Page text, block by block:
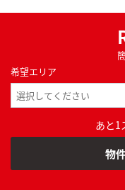
希望エリア
あと1
物